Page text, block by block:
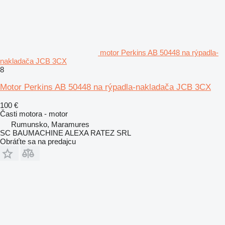
motor Perkins AB 50448 na rýpadla-
nakladača JCB 3CX
8
Motor Perkins AB 50448 na rýpadla-nakladača JCB 3CX
100 €
Časti motora - motor
Rumunsko, Maramures
SC BAUMACHINE ALEXA RATEZ SRL
Obráťte sa na predajcu